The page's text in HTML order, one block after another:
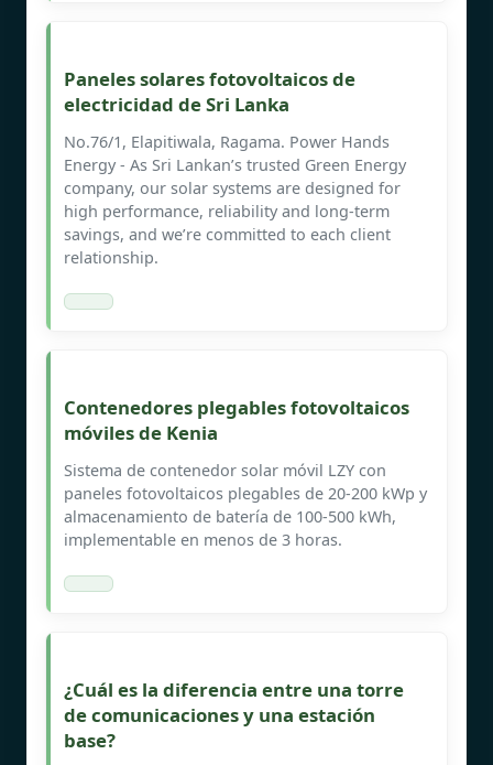
Paneles solares fotovoltaicos de
electricidad de Sri Lanka
No.76/1, Elapitiwala, Ragama. Power Hands
Energy - As Sri Lankan’s trusted Green Energy
company, our solar systems are designed for
high performance, reliability and long-term
savings, and we’re committed to each client
relationship.
Contenedores plegables fotovoltaicos
móviles de Kenia
Sistema de contenedor solar móvil LZY con
paneles fotovoltaicos plegables de 20-200 kWp y
almacenamiento de batería de 100-500 kWh,
implementable en menos de 3 horas.
¿Cuál es la diferencia entre una torre
de comunicaciones y una estación
base?